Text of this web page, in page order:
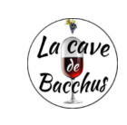
contenu